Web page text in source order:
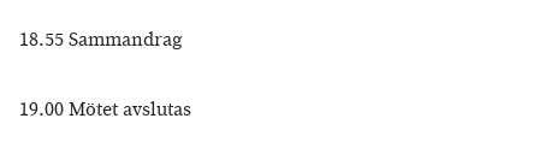
18.55 Sammandrag
19.00 Mötet avslutas